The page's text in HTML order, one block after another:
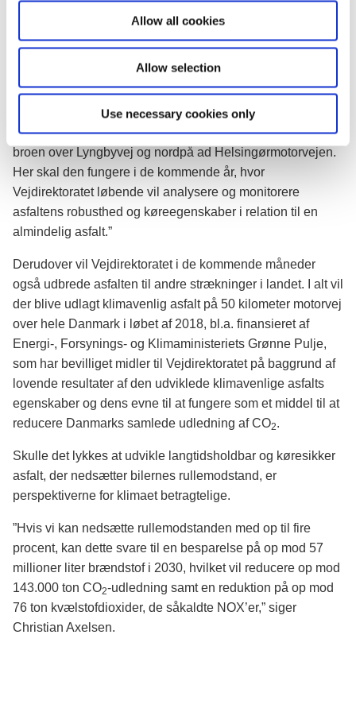
Allow all cookies
Allow selection
Use necessary cookies only
til at øge vores viden om asfaltens egenskaber efter at
strækning som denne over tid", fortæller projektlederen.
Udbrede til flere strækninger i landet
Asfalten bliver udlagt på en strækning på 500 meter fra
broen over Lyngbyvej og nordpå ad Helsingørmotorvejen.
Her skal den fungere i de kommende år, hvor
Vejdirektoratet løbende vil analysere og monitorere
asfaltens robusthed og køreegenskaber i relation til en
almindelig asfalt.”
Derudover vil Vejdirektoratet i de kommende måneder
også udbrede asfalten til andre strækninger i landet. I alt vil
der blive udlagt klimavenlig asfalt på 50 kilometer motorvej
over hele Danmark i løbet af 2018, bl.a. finansieret af
Energi-, Forsynings- og Klimaministeriets Grønne Pulje,
som har bevilliget midler til Vejdirektoratet på baggrund af
lovende resultater af den udviklede klimavenlige asfalts
egenskaber og dens evne til at fungere som et middel til at
reducere Danmarks samlede udledning af CO2.
Skulle det lykkes at udvikle langtidsholdbar og køresikker
asfalt, der nedsætter bilernes rullemodstand, er
perspektiverne for klimaet betragtelige.
”Hvis vi kan nedsætte rullemodstanden med op til fire
procent, kan dette svare til en besparelse på op mod 57
millioner liter brændstof i 2030, hvilket vil reducere op mod
143.000 ton CO2-udledning samt en reduktion på op mod
76 ton kvælstofdioxider, de såkaldte NOX’er,” siger
Christian Axelsen.